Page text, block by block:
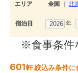
エリア 全国 北
宿泊日 年
※食事条件
601軒 絞込み条件に